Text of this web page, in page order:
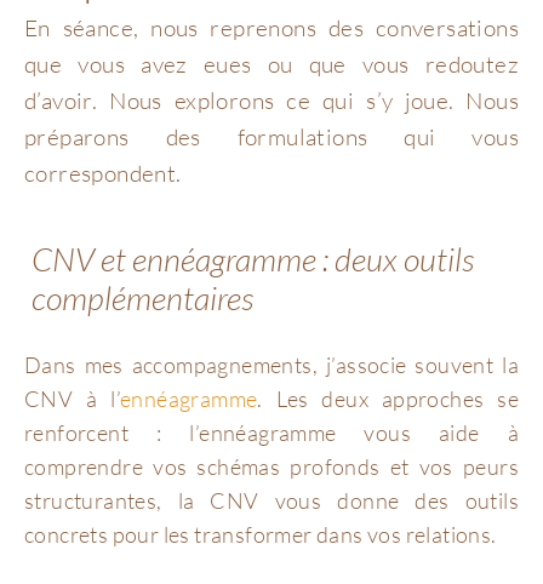
En séance, nous reprenons des conversations
que vous avez eues ou que vous redoutez
d’avoir. Nous explorons ce qui s’y joue. Nous
préparons des formulations qui vous
correspondent.
CNV et ennéagramme : deux outils
complémentaires
Dans mes accompagnements, j’associe souvent la
CNV à l’ennéagramme. Les deux approches se
renforcent : l’ennéagramme vous aide à
comprendre vos schémas profonds et vos peurs
structurantes, la CNV vous donne des outils
concrets pour les transformer dans vos relations.